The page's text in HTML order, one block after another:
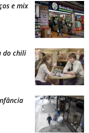
e mix
do chili